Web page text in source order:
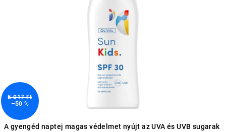
A gyengéd naptej magas védelmet nyújt az UVA és UVB sugarak
5 017 Ft
–50 %